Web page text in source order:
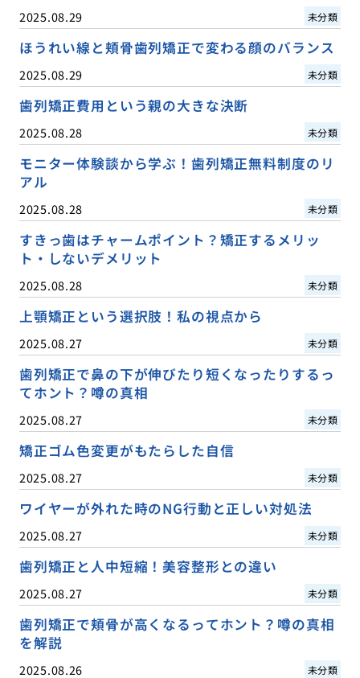
2025.08.29 未分類
ほうれい線と頬骨歯列矯正で変わる顔のバランス
2025.08.29 未分類
歯列矯正費用という親の大きな決断
2025.08.28 未分類
モニター体験談から学ぶ！歯列矯正無料制度のリ
アル
2025.08.28 未分類
すきっ歯はチャームポイント？矯正するメリッ
ト・しないデメリット
2025.08.28 未分類
上顎矯正という選択肢！私の視点から
2025.08.27 未分類
歯列矯正で鼻の下が伸びたり短くなったりするっ
てホント？噂の真相
2025.08.27 未分類
矯正ゴム色変更がもたらした自信
2025.08.27 未分類
ワイヤーが外れた時のNG行動と正しい対処法
2025.08.27 未分類
歯列矯正と人中短縮！美容整形との違い
2025.08.27 未分類
歯列矯正で頬骨が高くなるってホント？噂の真相
を解説
2025.08.26 未分類